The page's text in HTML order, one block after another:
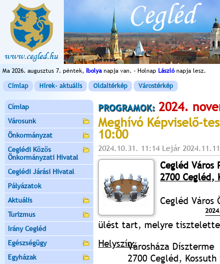
Ma 2026. augusztus 7. péntek, Ibolyanapja van. - Holnap Lászlónapja lesz.
Címlap Hírek- aktuális Oldaltérkép Várostérkép
Címlap
Városunk
Önkormányzat
Ceglédi Közös
Önkormányzati Hivatal
Ceglédi Járási Hivatal
Pályázatok
Aktuális
Turizmus
Irány Cegléd
Egészségügy
Egyházak
PROGRAMOK: 2024.
Meghívó Képviselő-
10:00
2024.10.31. 11:14 Lejár
Cegléd Város
2700 Cegléd,
Cegléd Város
ülést tart, melyre
Helyszín:Városháza Díszterme
2700 Cegléd,